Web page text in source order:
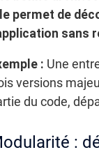
permet de
sans
: Une
versions
du code,
: